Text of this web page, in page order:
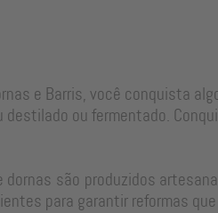
e Barris, você conquista
destilado ou fermentado.
dornas são produzidos
para garantir reformas